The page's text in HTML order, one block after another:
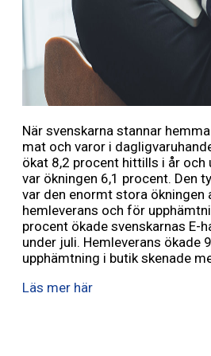
När svenskarna stannar
mat och varor i
ökat 8,2 procent hittills i år och
var ökningen 6,1 procent. Den
var den enormt stora ökningen
hemleverans och för
procent ökade svenskarnas E-
under juli. Hemleverans ökade
upphämtning i butik skenade
Läs mer här